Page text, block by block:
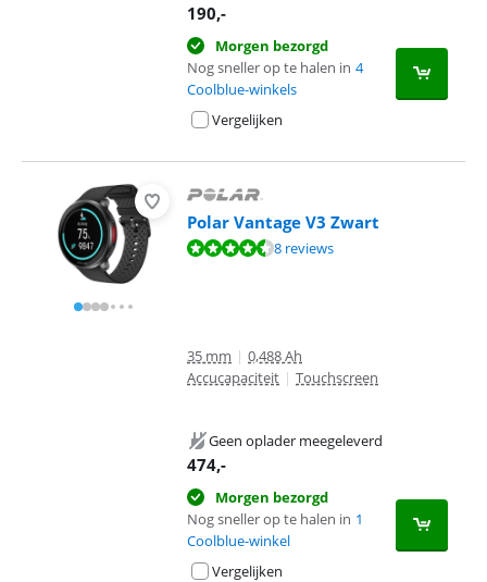
190,-
Morgen bezorgd
Nog sneller op te halen in 4
Coolblue-winkels
Vergelijken
Polar Vantage V3 Zwart
Beoordeling is 9,2 van de 10, gebaseerd op 8 reviews.
8 reviews
35 mm | 0,488 Ah
Accucapaciteit | Touchscreen
Geen oplader meegeleverd
474,-
Morgen bezorgd
Nog sneller op te halen in 1
Coolblue-winkel
Vergelijken